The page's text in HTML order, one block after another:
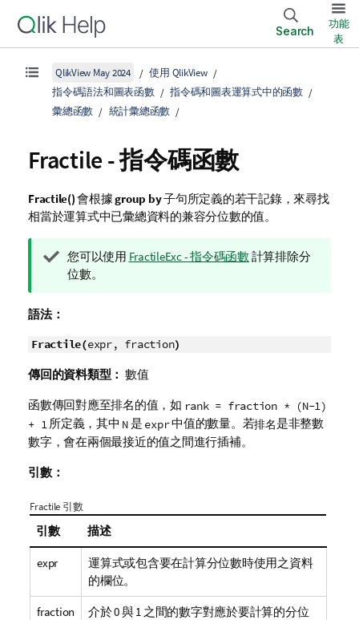
Search
功能
表
QlikView May 2024
使用 QlikView
指令碼語法和圖表函數
指令碼和圖表運算式中的函數
彙總函數
統計彙總函數
Fractile - 指令碼函數
Fractile()會根據group by子句所定義的若干記錄，來尋找
相當於運算式中已彙總資料的兼容分位數的值。
提
示
您可以使用 FractileExc - 指令碼函數計算排除分
位數。
語法：
Fractile(expr, fraction)
傳回的資料類型： 數值
函數傳回對應至排名的值，如 rank = fraction * (N-1)
+ 1 所定義，其中 N是 expr中值的數量。若排名是非整數
數字，會在兩個最接近的值之間進行插補。
引數：
Fractile 引數
引數 描述
expr
運算式或包含要在計算分位數時使用之資料
的欄位。
fraction
介於 0 與 1 之間的數字對應於要計算的分位